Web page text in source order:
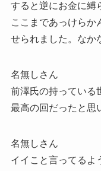
すると逆にお金に縛
ここまであっけらか
せられました。なか
名無しさん
前澤氏の持っている
最高の回だったと思
名無しさん
イイこと言ってるよ